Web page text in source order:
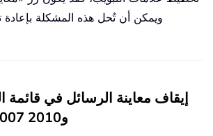
ويمكن أن تُحل هذه المشكلة بإعادة
إيقاف معاينة الرسائل في قائمة
في Outlook 2007 و2010